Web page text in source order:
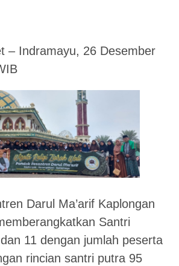
– Indramayu, 26 Desember
Darul Ma’arif Kaplongan
Santri
11 dengan jumlah peserta
rincian santri putra 95